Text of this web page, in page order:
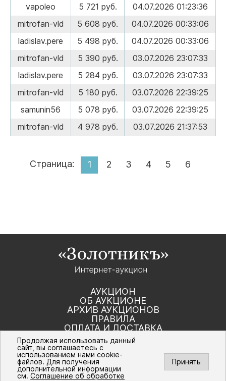
vapoleo
5 721 руб.
04.07.2026 01:23:36
mitrofan-vld
5 608 руб.
04.07.2026 00:33:06
ladislav.pere
5 498 руб.
04.07.2026 00:33:06
mitrofan-vld
5 390 руб.
03.07.2026 23:07:33
ladislav.pere
5 284 руб.
03.07.2026 23:07:33
mitrofan-vld
5 180 руб.
03.07.2026 22:39:25
samunin56
5 078 руб.
03.07.2026 22:39:25
mitrofan-vld
4 978 руб. 03.07.2026 21:37:53
Страница: 1 2 3 4 5 6
АУКЦИОН
ОБ АУКЦИОНЕ
АРХИВ АУКЦИОНОВ
ПРАВИЛА
ОПЛАТА И ДОСТАВКА
КОНТАКТЫ
Политика компании в отношении обработки
персональных данных
© Интернет-аукцион «Золотник». Все
Продолжая использовать данный
сайт, вы соглашаетесь с
использованием нами cookie-
файлов. Для получения
дополнительной информации
см.Соглашение об обработке
Принять